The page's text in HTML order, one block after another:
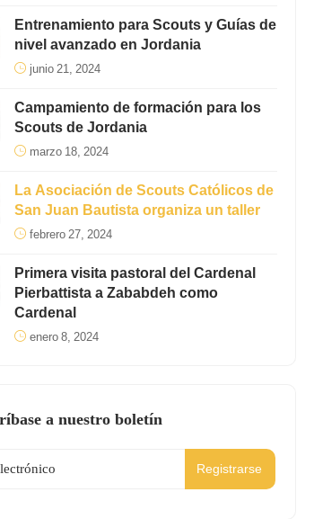
Entrenamiento para Scouts y Guías de
nivel avanzado en Jordania
junio 21, 2024
Campamiento de formación para los
Scouts de Jordania
marzo 18, 2024
La Asociación de Scouts Católicos de
San Juan Bautista organiza un taller
febrero 27, 2024
Primera visita pastoral del Cardenal
Pierbattista a Zababdeh como
Cardenal
enero 8, 2024
a nuestro boletín
Registrarse